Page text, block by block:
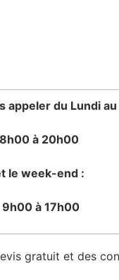
appeler du Lundi
8h00 à 20h00
le week-end :
9h00 à 17h00
gratuit et des